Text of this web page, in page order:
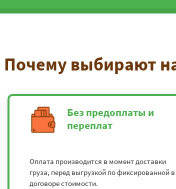
Почему выбирают
Без предоплаты и
переплат
Оплата производится в момент доставки
груза, перед выгрузкой по фиксированной в
договоре стоимости.